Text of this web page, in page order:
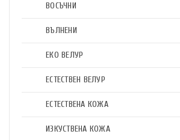
ВОСЪЧНИ
ВЪЛНЕНИ
ЕКО ВЕЛУР
ЕСТЕСТВЕН ВЕЛУР
ЕСТЕСТВЕНА КОЖА
ИЗКУСТВЕНА КОЖА